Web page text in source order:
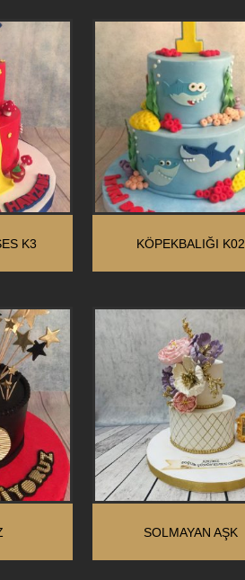
K3 KÖPEKBALIĞI K02
SOLMAYAN AŞK